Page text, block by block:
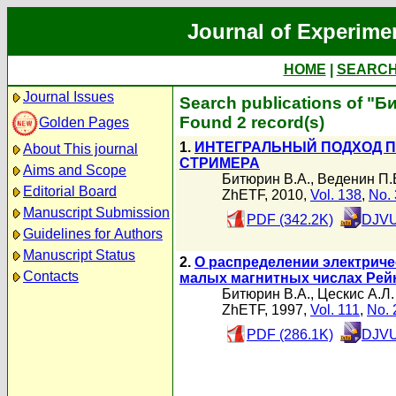
Journal of
HOME
Journal Issues
Golden Pages
About This journal
Aims and Scope
Editorial Board
Manuscript Submission
Guidelines for Authors
Manuscript Status
Contacts
Search publications of
Found 2 record(s)
1. ИНТЕГРАЛЬНЫЙ ПОДХОД
СТРИМЕРА
Битюрин В.А., Веденин
ZhETF, 2010, Vol. 138, No.
PDF (342.2K)
2. О распределении
малых магнитных числах
Битюрин В.А., Цескис А.Л.
ZhETF, 1997, Vol. 111, No.
PDF (286.1K)